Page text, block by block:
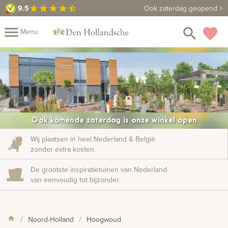
9.5star star star star star_half Ook zaterdag geopend >
9.5 Maak een vrijblijvende afspraak
menu Menu favorite
Fotomap
search
close
Home
Assortiment
Fotoboek
Informatie
Prijzen
ons
Duurzaamheid Winkels Contact
ook:
Komende zaterdag: Extra inspiratiedagen
Ook komende zaterdag is onze winkel open
Wij plaatsen in heel Nederland & België
zonder extra kosten.
De grootste inspiratietuinen van Nederland
van eenvoudig tot bijzonder.
Noord-Holland Hoogwoud